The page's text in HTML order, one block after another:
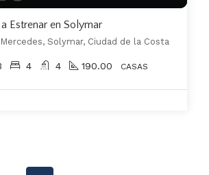
Estrenar en Solymar
Solymar, Ciudad de la Costa
4 4 190.00 CASAS